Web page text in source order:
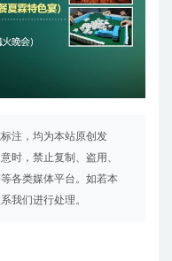
注，均为本站原创发
时，禁止复制、盗用、
各类媒体平台。如若本
我们进行处理。